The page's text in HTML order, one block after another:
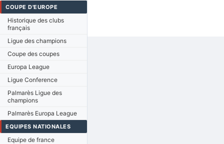
COUPE D'EUROPE
Historique des clubs
français
Ligue des champions
Coupe des coupes
Europa League
Ligue Conference
Palmarès Ligue des
champions
Palmarès Europa League
EQUIPES NATIONALES
Equipe de france